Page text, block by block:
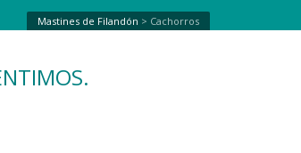
Mastines de Filandón > Cachorros